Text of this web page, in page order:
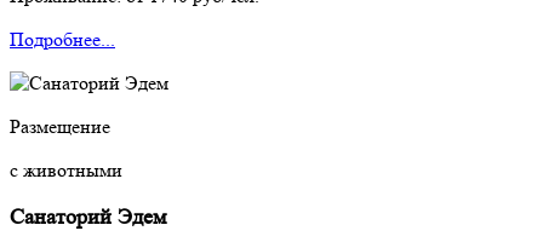
Подробнее...
Размещение
с животными
Санаторий Эдем